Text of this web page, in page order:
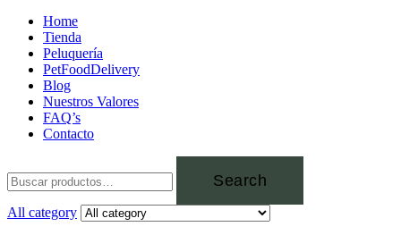
Home
Tienda
Peluquería
PetFoodDelivery
Blog
Nuestros Valores
FAQ’s
Contacto
Search
All category